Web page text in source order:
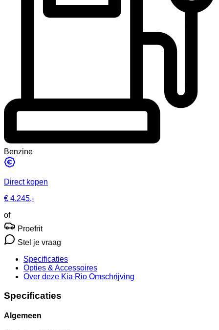
Benzine
Direct kopen
€ 4.245,-
of
Proefrit
Stel je vraag
Specificaties
Opties & Accessoires
Over deze Kia Rio Omschrijving
Specificaties
Algemeen